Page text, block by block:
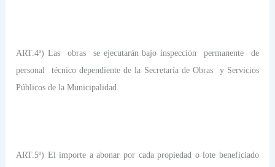
ART.4º) Las obras se ejecutarán bajo inspección permanente
de
personal
técnico dependiente de la Secretaría de Obras
y Servicios
Públicos de la Municipalidad.
ART.5º) El importe a abonar por cada propiedad o lote beneficiado